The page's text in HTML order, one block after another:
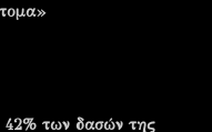
42% των δασών της